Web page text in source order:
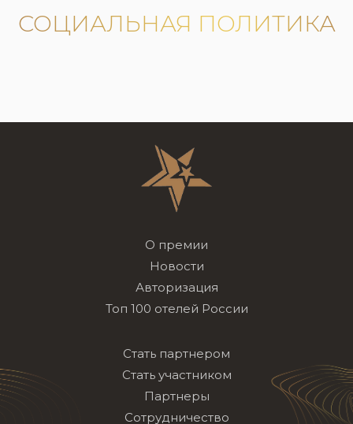
СОЦИАЛЬНАЯ ПОЛИТИКА
О премии
Новости
Авторизация
Топ 100 отелей России
Стать партнером
Стать участником
Партнеры
Сотрудничество